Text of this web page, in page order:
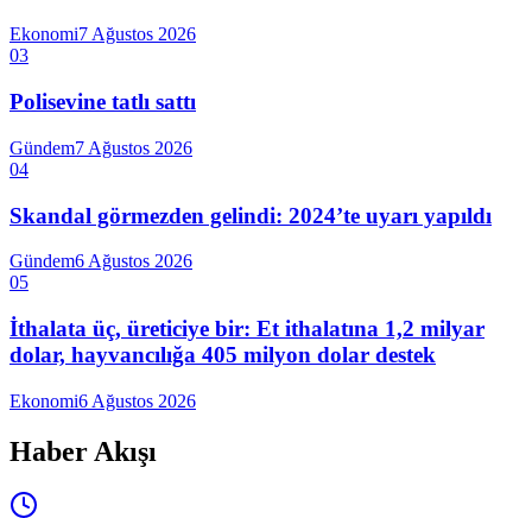
Ekonomi7 Ağustos 2026
03
Polisevine tatlı sattı
Gündem7 Ağustos 2026
04
Skandal görmezden gelindi: 2024’te uyarı yapıldı
Gündem6 Ağustos 2026
05
İthalata üç, üreticiye bir: Et ithalatına 1,2 milyar
dolar, hayvancılığa 405 milyon dolar destek
Ekonomi6 Ağustos 2026
Haber Akışı